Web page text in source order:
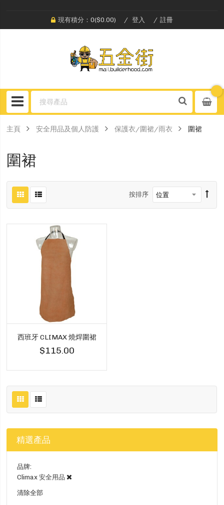
現有積分：0($0.00) 登入 註冊
主頁 安全用品及個人防護 保護衣/圍裙/雨衣 圍裙
圍裙
按排序
西班牙 CLIMAX 燒焊圍裙
$115.00
精選產品
品牌
Climax 安全用品
清除全部